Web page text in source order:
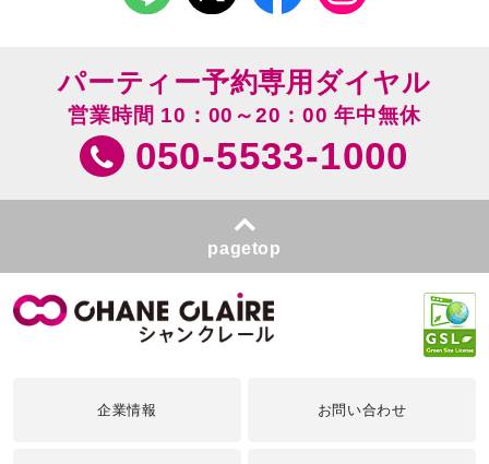
パーティー予約専用ダイヤル
営業時間 10：00～20：00 年中無休
050-5533-1000
pagetop
企業情報 お問い合わせ